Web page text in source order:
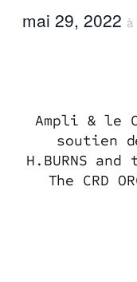
mai 29, 2022 à
Ampli & le
soutien
H.BURNS
The CRD